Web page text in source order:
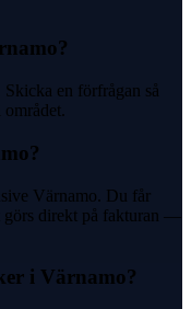
en förfrågan så
Värnamo. Du får
görs direkt på fakturan —
i Värnamo?